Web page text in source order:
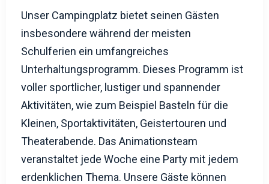
Unser Campingplatz bietet seinen Gästen
insbesondere während der meisten
Schulferien ein umfangreiches
Unterhaltungsprogramm. Dieses Programm ist
voller sportlicher, lustiger und spannender
Aktivitäten, wie zum Beispiel Basteln für die
Kleinen, Sportaktivitäten, Geistertouren und
Theaterabende. Das Animationsteam
veranstaltet jede Woche eine Party mit jedem
erdenklichen Thema. Unsere Gäste können